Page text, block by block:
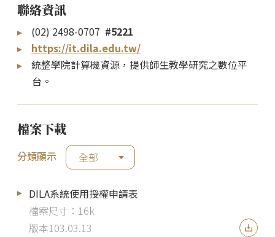
聯絡資訊
(02) 2498-0707 #5221
https://it.dila.edu.tw/
統整學院計算機資源，提供師生教學研究之數位平
台。
檔案下載
分類顯示 全部
DILA系統使用授權申請表
檔案尺寸：16k
版本103.03.13